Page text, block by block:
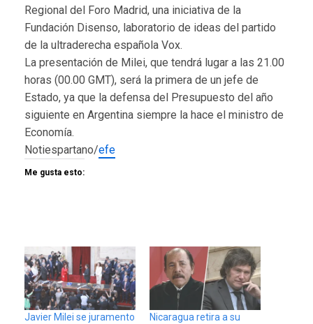
Regional del Foro Madrid, una iniciativa de la
Fundación Disenso, laboratorio de ideas del partido
de la ultraderecha española Vox.
La presentación de Milei, que tendrá lugar a las 21.00
horas (00.00 GMT), será la primera de un jefe de
Estado, ya que la defensa del Presupuesto del año
siguiente en Argentina siempre la hace el ministro de
Economía.
Notiespartano/efe
Me gusta esto:
Javier Milei se juramento
Nicaragua retira a su